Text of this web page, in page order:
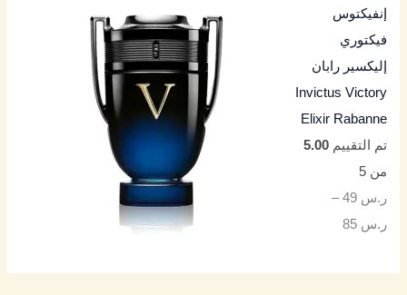
إنفيكتوس
فيكتوري
إليكسير رابان
Invictus Victory
Elixir Rabanne
تم التقييم5.00
من 5
ر.س 49
–
ر.س 85